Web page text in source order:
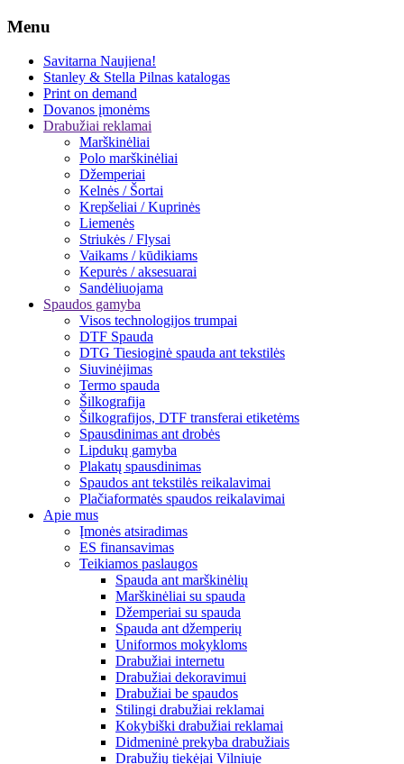
Menu
Savitarna Naujiena!
Stanley & Stella Pilnas katalogas
Print on demand
Dovanos įmonėms
Drabužiai reklamai
Marškinėliai
Polo marškinėliai
Džemperiai
Kelnės / Šortai
Krepšeliai / Kuprinės
Liemenės
Striukės / Flysai
Vaikams / kūdikiams
Kepurės / aksesuarai
Sandėliuojama
Spaudos gamyba
Visos technologijos trumpai
DTF Spauda
DTG Tiesioginė spauda ant tekstilės
Siuvinėjimas
Termo spauda
Šilkografija
Šilkografijos, DTF transferai etiketėms
Spausdinimas ant drobės
Lipdukų gamyba
Plakatų spausdinimas
Spaudos ant tekstilės reikalavimai
Plačiaformatės spaudos reikalavimai
Apie mus
Įmonės atsiradimas
ES finansavimas
Teikiamos paslaugos
Spauda ant marškinėlių
Marškinėliai su spauda
Džemperiai su spauda
Spauda ant džemperių
Uniformos mokykloms
Drabužiai internetu
Drabužiai dekoravimui
Drabužiai be spaudos
Stilingi drabužiai reklamai
Kokybiški drabužiai reklamai
Didmeninė prekyba drabužiais
Drabužių tiekėjai Vilniuje